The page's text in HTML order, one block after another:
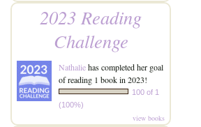
2023 Reading
Challenge
Nathaliehas completed her goal
of reading 1 book in 2023!
100 of 1
(100%)
view books